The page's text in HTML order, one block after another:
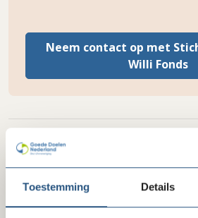
Toestemming Details
Neem contact op met
Willi Fonds
Delen